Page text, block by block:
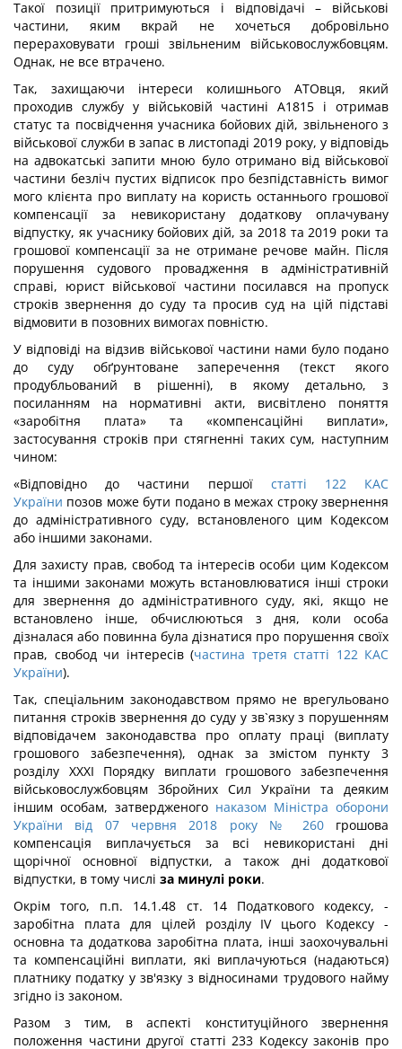
Такої позиції притримуються і відповідачі – військові
частини, яким вкрай не хочеться добровільно
перераховувати гроші звільненим військовослужбовцям.
Однак, не все втрачено.
Так, захищаючи інтереси колишнього АТОвця, який
проходив службу у військовій частині А1815 і отримав
статус та посвідчення учасника бойових дій, звільненого з
військової служби в запас в листопаді 2019 року, у відповідь
на адвокатські запити мною було отримано від військової
частини безліч пустих відписок про безпідставність вимог
мого клієнта про виплату на користь останнього грошової
компенсації за невикористану додаткову оплачувану
відпустку, як учаснику бойових дій, за 2018 та 2019 роки та
грошової компенсації за не отримане речове майн. Після
порушення судового провадження в адміністративній
справі, юрист військової частини посилався на пропуск
строків звернення до суду та просив суд на цій підставі
відмовити в позовних вимогах повністю.
У відповіді на відзив військової частини нами було подано
до суду обґрунтоване заперечення (текст якого
продубльований в рішенні), в якому детально, з
посиланням на нормативні акти, висвітлено поняття
«заробітня плата» та «компенсаційні виплати»,
застосування строків при стягненні таких сум, наступним
чином:
«Відповідно до частини першої статті 122 КАС
України позов може бути подано в межах строку звернення
до адміністративного суду, встановленого цим Кодексом
або іншими законами.
Для захисту прав, свобод та інтересів особи цим Кодексом
та іншими законами можуть встановлюватися інші строки
для звернення до адміністративного суду, які, якщо не
встановлено інше, обчислюються з дня, коли особа
дізналася або повинна була дізнатися про порушення своїх
прав, свобод чи інтересів (частина третя статті 122 КАС
України).
Так, спеціальним законодавством прямо не врегульовано
питання строків звернення до суду у зв`язку з порушенням
відповідачем законодавства про оплату праці (виплату
грошового забезпечення), однак за змістом пункту 3
розділу XXXI Порядку виплати грошового забезпечення
військовослужбовцям Збройних Сил України та деяким
іншим особам, затвердженого наказом Міністра оборони
України від 07 червня 2018 року № 260грошова
компенсація виплачується за всі невикористані дні
щорічної основної відпустки, а також дні додаткової
відпустки, в тому числі за минулі роки.
Окрім того, п.п. 14.1.48 ст. 14 Податкового кодексу, -
заробітна плата для цілей розділу IV цього Кодексу -
основна та додаткова заробітна плата, інші заохочувальні
та компенсаційні виплати, які виплачуються (надаються)
платнику податку у зв'язку з відносинами трудового найму
згідно із законом.
Разом з тим, в аспекті конституційного звернення
положення частини другої статті 233 Кодексу законів про